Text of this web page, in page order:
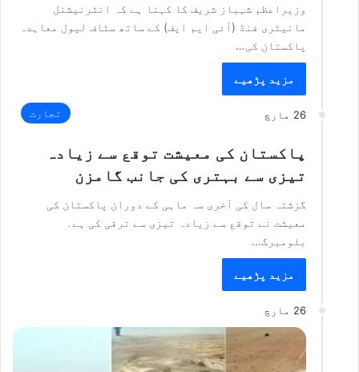
وزیراعظم شہباز شریف کا کہنا ہے کہ انٹرنیشنل
مانیٹری فنڈ (آئی ایم ایف) کے ساتھ سٹاف لیول معاہدہ
پاکستان کی…
مزید پڑھیے
26 مارچ تجارت
پاکستان کی معیشت توقع سے زیادہ
تیزی سے بہتری کی جانب گامزن
گزشتہ سال کی آخری سہ ماہی کے دوران پاکستان کی
معیشت نے توقع سے زیادہ تیزی سے ترقی کی ہے۔
بلومبرگ…
مزید پڑھیے
26 مارچ